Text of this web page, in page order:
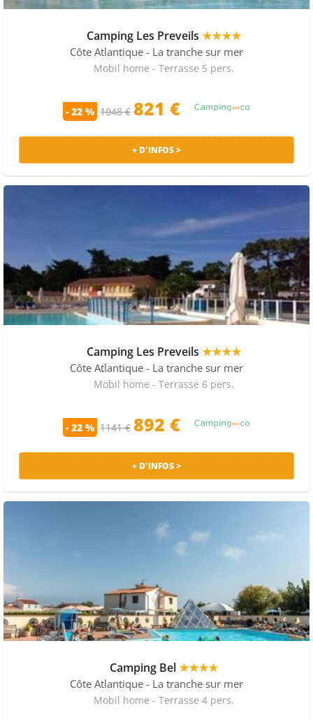
Camping Les Preveils ★★★★
Côte Atlantique - La tranche sur mer
Mobil home - Terrasse 5 pers.
- 22 % 1048 € 821 €
+ D'INFOS >
Camping Les Preveils ★★★★
Côte Atlantique - La tranche sur mer
Mobil home - Terrasse 6 pers.
- 22 % 1141 € 892 €
+ D'INFOS >
Camping Bel★★★★
Côte Atlantique - La tranche sur mer
Mobil home - Terrasse 4 pers.